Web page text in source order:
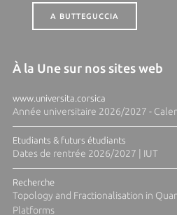
A BUTTEGUCCIA
À la Une sur nos sites web
www.universita.corsica
Année universitaire 2026/2027 -
Etudiants & futurs étudiants
Dates de rentrée 2026/2027 | IUT
Recherche
Topology and Fractionalisation in
Platforms